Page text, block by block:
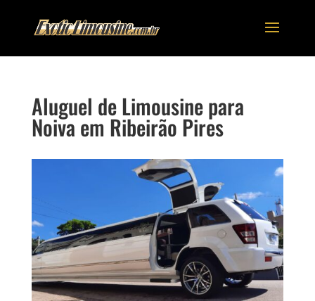
Aluguel de Limousine para
Noiva em Ribeirão Pires